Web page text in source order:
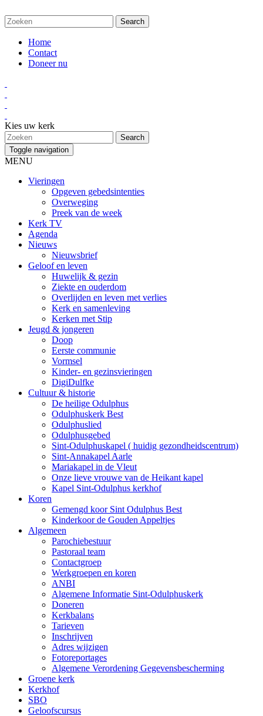
Home
Contact
Doneer nu
Kies uw kerk
Toggle navigation
MENU
Vieringen
Opgeven gebedsintenties
Overweging
Preek van de week
Kerk TV
Agenda
Nieuws
Nieuwsbrief
Geloof en leven
Huwelijk & gezin
Ziekte en ouderdom
Overlijden en leven met verlies
Kerk en samenleving
Kerken met Stip
Jeugd & jongeren
Doop
Eerste communie
Vormsel
Kinder- en gezinsvieringen
DigiDulfke
Cultuur & historie
De heilige Odulphus
Odulphuskerk Best
Odulphuslied
Odulphusgebed
Sint-Odulphuskapel ( huidig gezondheidscentrum)
Sint-Annakapel Aarle
Mariakapel in de Vleut
Onze lieve vrouwe van de Heikant kapel
Kapel Sint-Odulphus kerkhof
Koren
Gemengd koor Sint Odulphus Best
Kinderkoor de Gouden Appeltjes
Algemeen
Parochiebestuur
Pastoraal team
Contactgroep
Werkgroepen en koren
ANBI
Algemene Informatie Sint-Odulphuskerk
Doneren
Kerkbalans
Tarieven
Inschrijven
Adres wijzigen
Fotoreportages
Algemene Verordening Gegevensbescherming
Groene kerk
Kerkhof
SBO
Geloofscursus